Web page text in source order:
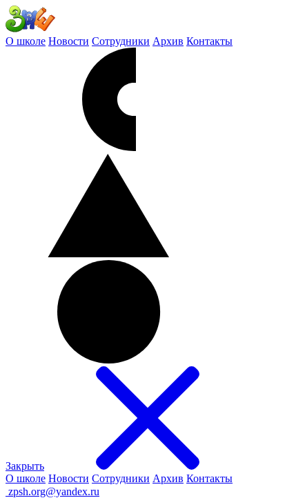
О школе Новости Сотрудники Архив Контакты
Закрыть
О школе Новости Сотрудники Архив Контакты
zpsh.org@yandex.ru